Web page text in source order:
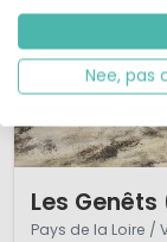
Les
Pays de la Loire /
Nee, pas